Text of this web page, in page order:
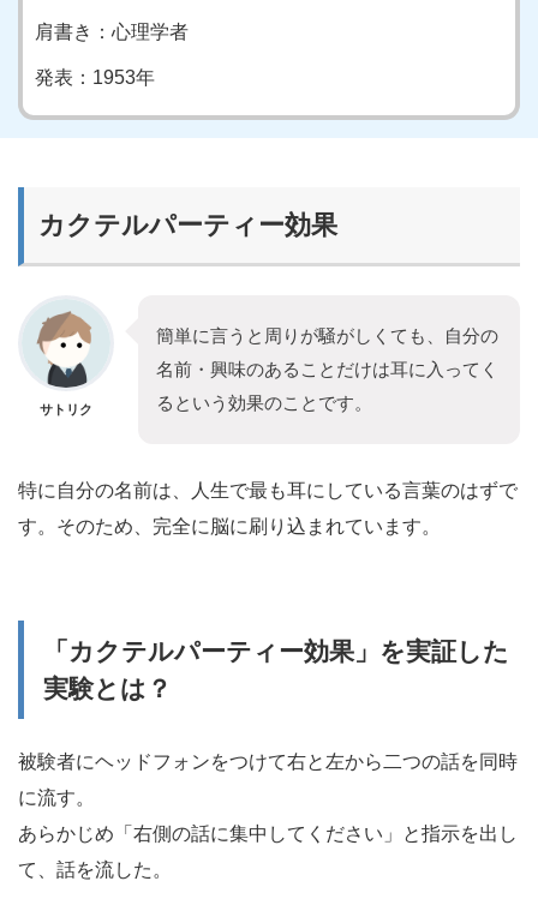
肩書き：心理学者
発表：1953年
カクテルパーティー効果
サトリク
簡単に言うと周りが騒がしくても、自分の
名前・興味のあることだけは耳に入ってく
るという効果のことです。
特に自分の名前は、人生で最も耳にしている言葉のはずで
す。そのため、完全に脳に刷り込まれています。
「カクテルパーティー効果」を実証した
実験とは？
被験者にヘッドフォンをつけて右と左から二つの話を同時
に流す。
あらかじめ「右側の話に集中してください」と指示を出し
て、話を流した。